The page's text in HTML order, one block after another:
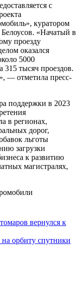
с
куратором
«Начатый в
проезду
оказался
5000
315 тысяч проездов.
— отметила пресс-
поддержки в 2023
в регионах,
дорог,
льготы
загрузки
к развитию
магистралях,
вернулся к
орбиту спутники